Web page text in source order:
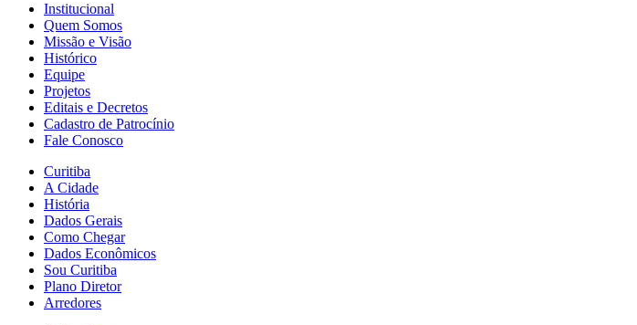
Institucional
Quem Somos
Missão e Visão
Histórico
Equipe
Projetos
Editais e Decretos
Cadastro de Patrocínio
Fale Conosco
Curitiba
A Cidade
História
Dados Gerais
Como Chegar
Dados Econômicos
Sou Curitiba
Plano Diretor
Arredores